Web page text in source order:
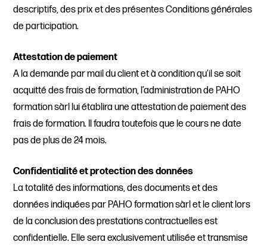
descriptifs, des prix et des présentes Conditions générales
de participation.
Attestation de paiement
A la demande par mail du client et à condition qu’il se soit
acquitté des frais de formation, l’administration de PAHO
formation sàrl lui établira une attestation de paiement des
frais de formation. Il faudra toutefois que le cours ne date
pas de plus de 24 mois.
Confidentialité et protection des données
La totalité des informations, des documents et des
données indiquées par PAHO formation sàrl et le client lors
de la conclusion des prestations contractuelles est
confidentielle. Elle sera exclusivement utilisée et transmise